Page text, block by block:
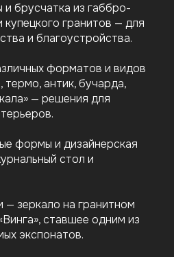
брусчатка из габбро-
гранитов — для
и благоустройства.
форматов и видов
антик, бучарда,
— решения для
формы и дизайнерская
стол и
зеркало на гранитном
ставшее одним из
экспонатов.